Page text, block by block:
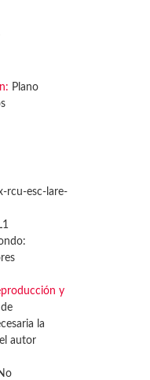
Plano
rcu-esc-lare-
y
la
autor